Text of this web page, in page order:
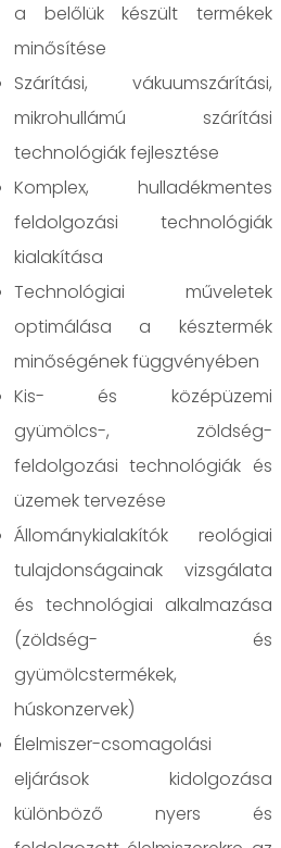
a belőlük készült termékek
minősítése
Szárítási, vákuumszárítási,
mikrohullámú szárítási
technológiák fejlesztése
Komplex, hulladékmentes
feldolgozási technológiák
kialakítása
Technológiai műveletek
optimálása a késztermék
minőségének függvényében
Kis- és középüzemi
gyümölcs-, zöldség-
feldolgozási technológiák és
üzemek tervezése
Állománykialakítók reológiai
tulajdonságainak vizsgálata
és technológiai alkalmazása
(zöldség- és
gyümölcstermékek,
húskonzervek)
Élelmiszer-csomagolási
eljárások kidolgozása
különböző nyers és